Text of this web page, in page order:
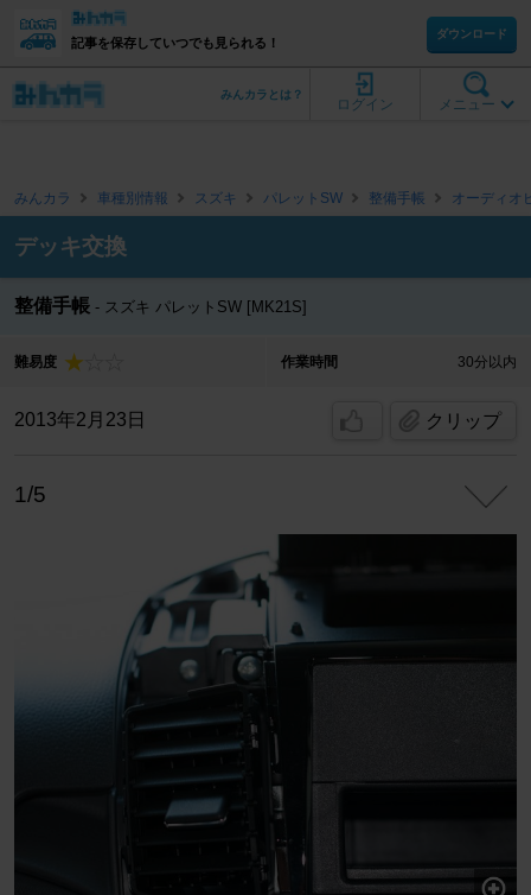
記事を保存していつでも見られる！
ダウンロード
メニュー
ログイン
みんカラとは？
みんカラ 車種別情報 スズキ パレットSW 整備手帳 オーディオ
デッキ交換
整備手帳 スズキ パレットSW [MK21S]
難易度 作業時間 30分以内
2013年2月23日 クリップ
1/5